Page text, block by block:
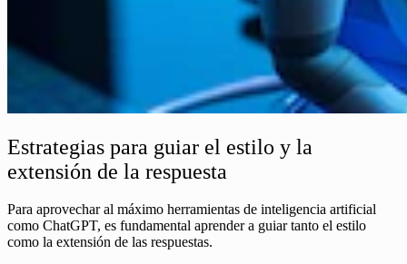
Estrategias para guiar el estilo y la
extensión de la respuesta
Para aprovechar al máximo herramientas de inteligencia artificial
como ChatGPT, es fundamental aprender a guiar tanto el estilo
como la extensión de las respuestas.